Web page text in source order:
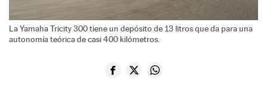
La Yamaha Tricity 300 tiene un depósito de 13 litros que da para una
autonomía teórica de casi 400 kilómetros.